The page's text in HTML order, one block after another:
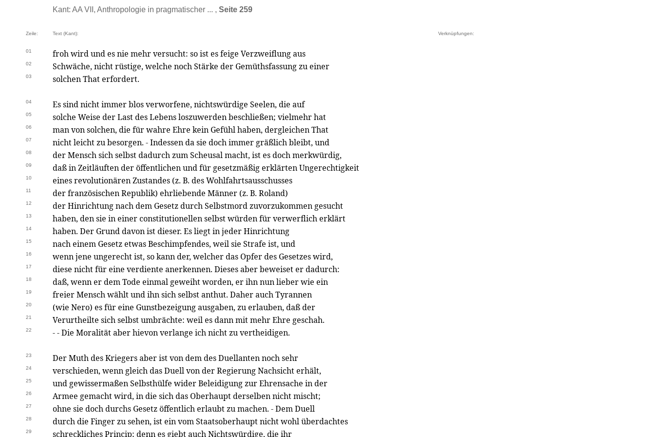
Kant: AA VII, Anthropologie in pragmatischer ... , Seite 259
Zeile: Text (Kant): Verknüpfungen:
01 froh wird und es nie mehr versucht: so ist es feige Verzweiflung aus
02 Schwäche, nicht rüstige, welche noch Stärke der Gemüthsfassung zu einer
03 solchen That erfordert.
04 Es sind nicht immer blos verworfene, nichtswürdige Seelen, die auf
05 solche Weise der Last des Lebens loszuwerden beschließen; vielmehr hat
06 man von solchen, die für wahre Ehre kein Gefühl haben, dergleichen That
07 nicht leicht zu besorgen. - Indessen da sie doch immer gräßlich bleibt, und
08 der Mensch sich selbst dadurch zum Scheusal macht, ist es doch merkwürdig,
09 daß in Zeitläuften der öffentlichen und für gesetzmäßig erklärten Ungerechtigkeit
10 eines revolutionären Zustandes (z. B. des Wohlfahrtsausschusses
11 der französischen Republik) ehrliebende Männer (z. B. Roland)
12 der Hinrichtung nach dem Gesetz durch Selbstmord zuvorzukommen gesucht
13 haben, den sie in einer constitutionellen selbst würden für verwerflich erklärt
14 haben. Der Grund davon ist dieser. Es liegt in jeder Hinrichtung
15 nach einem Gesetz etwas Beschimpfendes, weil sie Strafe ist, und
16 wenn jene ungerecht ist, so kann der, welcher das Opfer des Gesetzes wird,
17 diese nicht für eine verdiente anerkennen. Dieses aber beweiset er dadurch:
18 daß, wenn er dem Tode einmal geweiht worden, er ihn nun lieber wie ein
19 freier Mensch wählt und ihn sich selbst anthut. Daher auch Tyrannen
20 (wie Nero) es für eine Gunstbezeigung ausgaben, zu erlauben, daß der
21 Verurtheilte sich selbst umbrächte: weil es dann mit mehr Ehre geschah.
22 - - Die Moralität aber hievon verlange ich nicht zu vertheidigen.
23 Der Muth des Kriegers aber ist von dem des Duellanten noch sehr
24 verschieden, wenn gleich das Duell von der Regierung Nachsicht erhält,
25 und gewissermaßen Selbsthülfe wider Beleidigung zur Ehrensache in der
26 Armee gemacht wird, in die sich das Oberhaupt derselben nicht mischt;
27 ohne sie doch durchs Gesetz öffentlich erlaubt zu machen. - Dem Duell
28 durch die Finger zu sehen, ist ein vom Staatsoberhaupt nicht wohl überdachtes
29 schreckliches Princip; denn es giebt auch Nichtswürdige, die ihr